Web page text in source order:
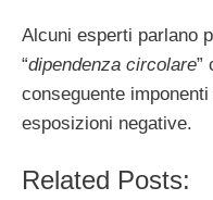
Alcuni esperti parlano
“dipendenza circolare”
conseguente
esposizioni negative.
Related Posts: